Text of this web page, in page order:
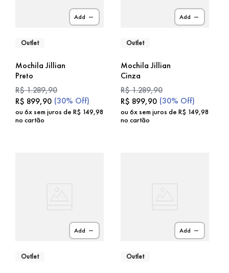
Add
Outlet
Mochila Jillian
Preto
R$1.289,90
R$ 899,90 (30% Off)
ou6x sem juros de R$ 149,98
no cartão
Add
Outlet
Mochila Jillian
Cinza
R$1.289,90
R$ 899,90 (30% Off)
ou6x sem juros de R$ 149,98
no cartão
Add
Outlet
Add
Outlet